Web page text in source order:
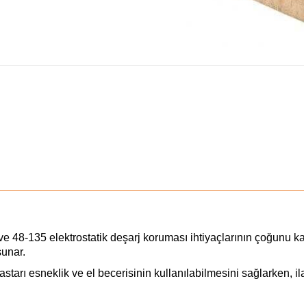
48-135 elektrostatik deşarj koruması ihtiyaçlarının çoğunu
esneklik ve el becerisinin kullanılabilmesini sağlarken,